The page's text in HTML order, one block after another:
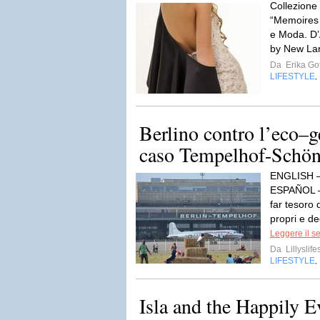
Collezione
e Moda.
by New
Da Erika
LIFESTYLE
Berlino contro
caso Tempelhof-
ENGLISH
far tesoro
propri e
Leggere il
Da
LIFESTYLE
Isla and the Happily